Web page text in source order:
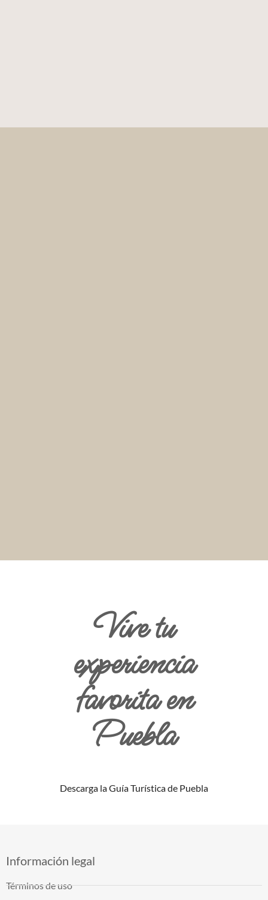
Vive tu
experiencia
favorita en
Puebla
Descarga la Guía Turística de Puebla
Información legal
Términos de uso